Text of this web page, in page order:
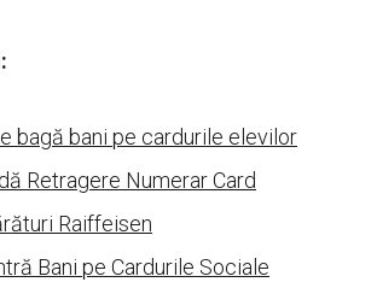
bagă bani pe cardurile elevilor
Retragere Numerar Card
Raiffeisen
Bani pe Cardurile Sociale